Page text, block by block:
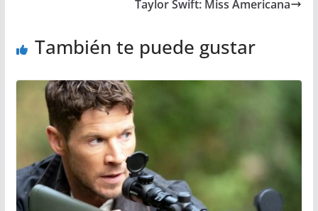
Taylor Swift: Miss Americana
También te puede gustar